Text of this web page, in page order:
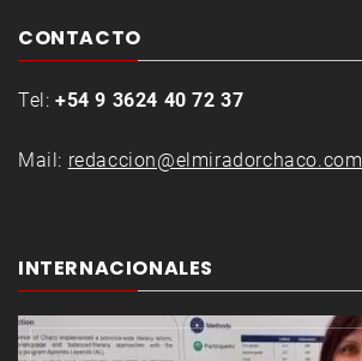
CONTACTO
Tel: +54 9 3624 40 72 37
Mail: redaccion@elmiradorchaco.com
INTERNACIONALES